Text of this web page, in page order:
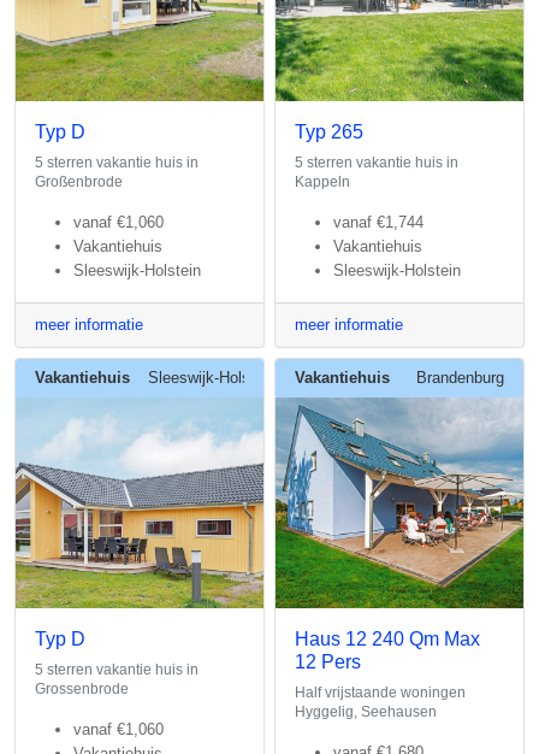
Typ D
5 sterren vakantie huis in
Großenbrode
vanaf €1,060
Vakantiehuis
Sleeswijk-Holstein
meer informatie
Typ 265
5 sterren vakantie huis in
Kappeln
vanaf €1,744
Vakantiehuis
Sleeswijk-Holstein
meer informatie
Vakantiehuis Sleeswijk-Holstein
Typ D
5 sterren vakantie huis in
Grossenbrode
vanaf €1,060
Vakantiehuis Brandenburg
Haus 12 240 Qm Max
12 Pers
Half vrijstaande woningen
Hyggelig, Seehausen